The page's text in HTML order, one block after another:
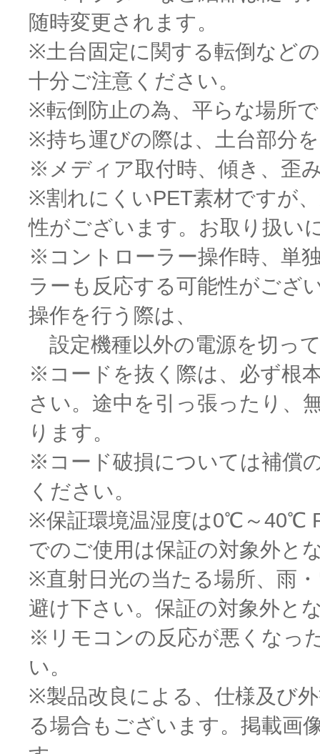
随時変更されます。
※土台固定に関する転倒など
十分ご注意ください。
※転倒防止の為、平らな場所
※持ち運びの際は、土台部分
※メディア取付時、傾き、歪
※割れにくいPET素材ですが
性がございます。お取り扱い
※コントローラー操作時、単
ラーも反応する可能性がござ
操作を行う際は、
設定機種以外の電源を切っ
※コードを抜く際は、必ず根
さい。途中を引っ張ったり、
ります。
※コード破損については補償
ください。
※保証環境温湿度は0℃～40℃
でのご使用は保証の対象外と
※直射日光の当たる場所、雨
避け下さい。保証の対象外と
※リモコンの反応が悪くなっ
い。
※製品改良による、仕様及び
る場合もございます。掲載画